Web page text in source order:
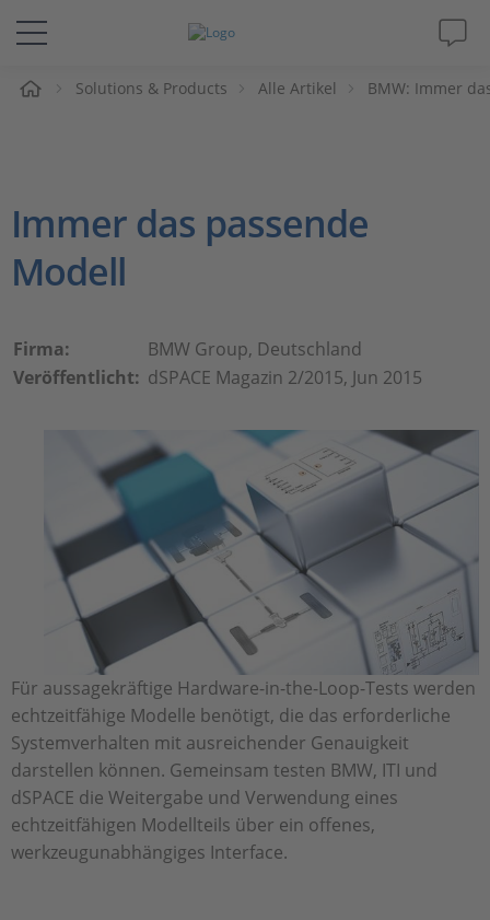
Lösungen & Produkte
Videos
Magazin
Unternehmen
Solutions & Products Alle Artikel BMW: Immer
Immer das passende
Modell
Firma:
BMW Group, Deutschland
Veröffentlicht: dSPACE Magazin 2/2015, Jun 2015
Für aussagekräftige Hardware-in-the-Loop-Tests werden
echtzeitfähige Modelle benötigt, die das erforderliche
Systemverhalten mit ausreichender Genauigkeit
darstellen können. Gemeinsam testen BMW, ITI und
dSPACE die Weitergabe und Verwendung eines
echtzeitfähigen Modellteils über ein offenes,
werkzeugunabhängiges Interface.